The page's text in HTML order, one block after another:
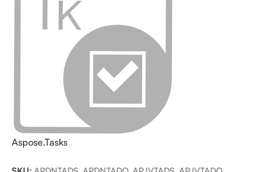
Aspose.Tasks